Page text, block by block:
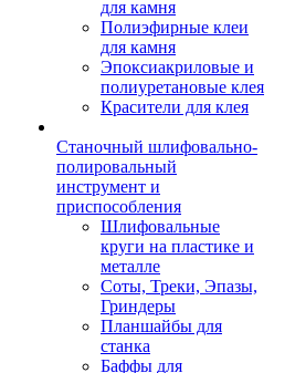
для камня
Полиэфирные клеи
для камня
Эпоксиакриловые и
полиуретановые клея
Красители для клея
Станочный шлифовально-
полировальный
инструмент и
приспособления
Шлифовальные
круги на пластике и
металле
Соты, Треки, Эпазы,
Гриндеры
Планшайбы для
станка
Баффы для